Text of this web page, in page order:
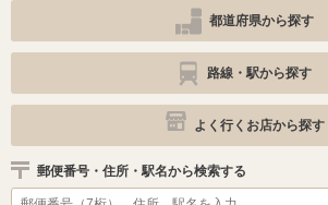
都道府県から探す
路線・駅から探す
よく行くお店から探す
郵便番号・住所・駅名から検索する